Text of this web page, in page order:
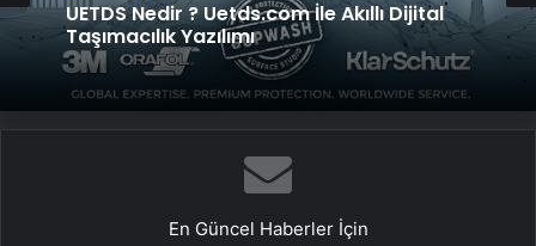
UETDS Nedir ? Uetds.com İle Akıllı Dijital
Taşımacılık Yazılımı
En Güncel Haberler İçin